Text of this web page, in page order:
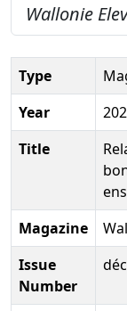
Wallonie
Type
Year
Title
Magazine
Issue
Number